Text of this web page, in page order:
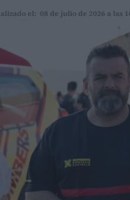
el: 08 de julio de 2026 a las